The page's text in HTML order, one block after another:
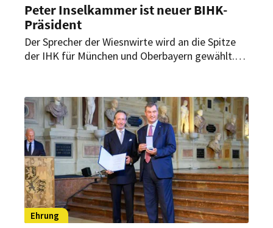
Peter Inselkammer ist neuer BIHK-
Präsident
Der Sprecher der Wiesnwirte wird an die Spitze
der IHK für München und Oberbayern gewählt.
vor.
Ehrung